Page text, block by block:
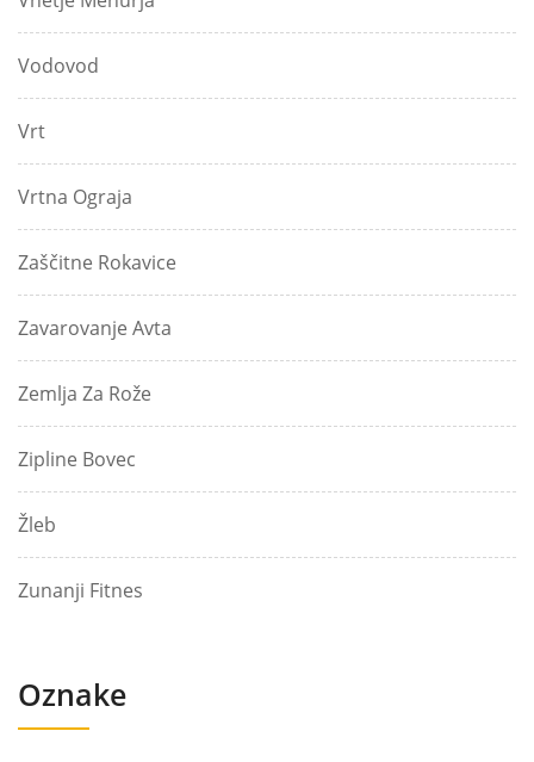
Vodovod
Vrt
Vrtna Ograja
Zaščitne Rokavice
Zavarovanje Avta
Zemlja Za Rože
Zipline Bovec
Žleb
Zunanji Fitnes
Oznake